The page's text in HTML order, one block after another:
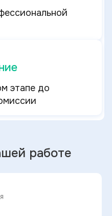
этапе до
работе